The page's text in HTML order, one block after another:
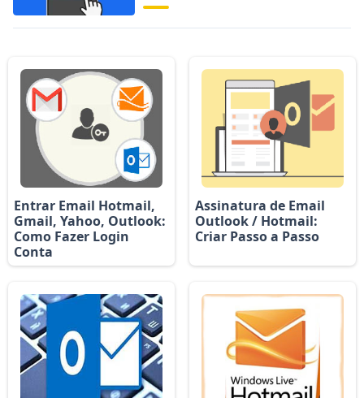
Entrar Email Hotmail,
Gmail, Yahoo, Outlook:
Como Fazer Login
Conta
Assinatura de Email
Outlook / Hotmail:
Criar Passo a Passo